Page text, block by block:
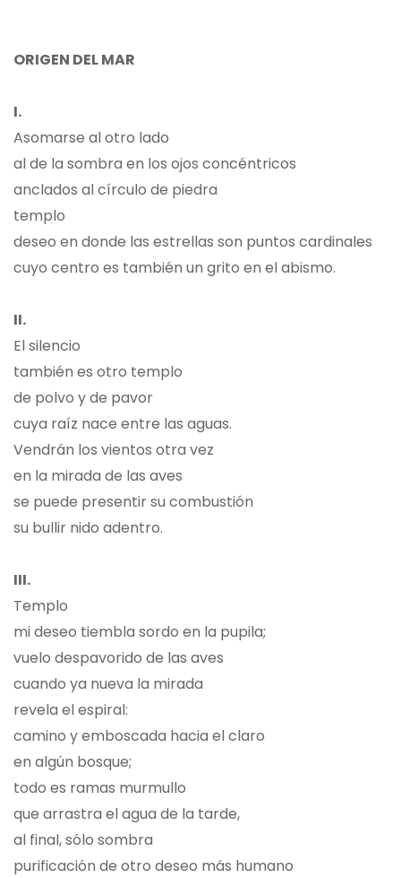
ORIGEN DEL MAR
I.
Asomarse al otro lado
al de la sombra en los ojos concéntricos
anclados al círculo de piedra
templo
deseo en donde las estrellas son puntos cardinales
cuyo centro es también un grito en el abismo.
II.
El silencio
también es otro templo
de polvo y de pavor
cuya raíz nace entre las aguas.
Vendrán los vientos otra vez
en la mirada de las aves
se puede presentir su combustión
su bullir nido adentro.
III.
Templo
mi deseo tiembla sordo en la pupila;
vuelo despavorido de las aves
cuando ya nueva la mirada
revela el espiral:
camino y emboscada hacia el claro
en algún bosque;
todo es ramas murmullo
que arrastra el agua de la tarde,
al final, sólo sombra
purificación de otro deseo más humano